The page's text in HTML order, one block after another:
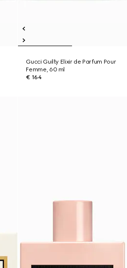
Gucci Guilty Elixir de Parfum Pour
Femme, 60 ml
€ 164